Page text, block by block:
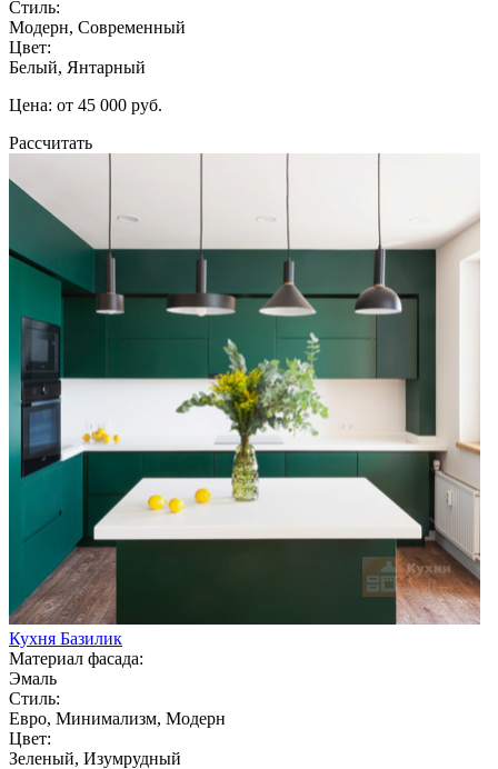
Стиль:
Модерн, Современный
Цвет:
Белый, Янтарный
Цена: от 45 000 руб.
Рассчитать
Кухня Базилик
Материал фасада:
Эмаль
Стиль:
Евро, Минимализм, Модерн
Цвет:
Зеленый, Изумрудный